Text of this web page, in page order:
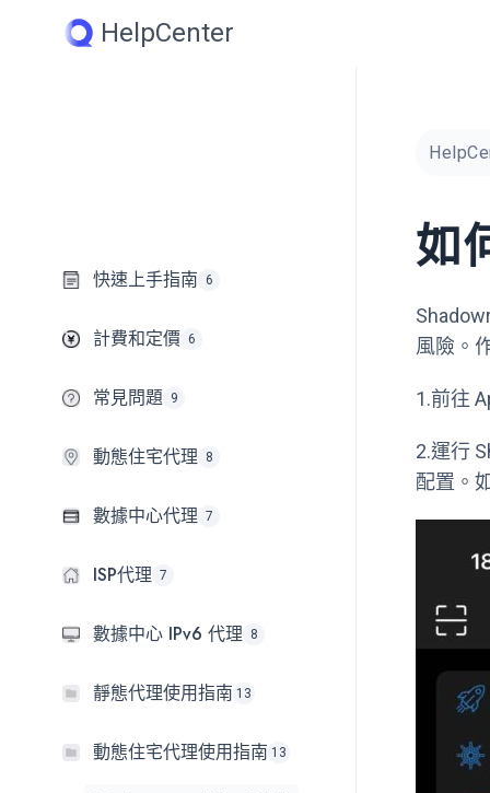
HelpCenter
快速上手指南 6
計費和定價 6
常見問題 9
動態住宅代理 8
數據中心代理 7
ISP代理 7
數據中心 IPv6 代理 8
靜態代理使用指南 13
動態住宅代理使用指南 13
如
風險。
1.前往
2.運行
配置。